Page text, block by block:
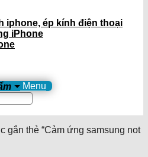
iphone, ép kính điện thoại
iPhone
Menu
gắn thẻ “Cảm ứng samsung not